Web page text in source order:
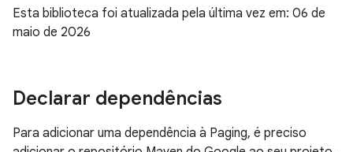
Esta biblioteca foi atualizada pela última vez em: 06 de
maio de 2026
Declarar dependências
Para adicionar uma dependência à Paging, é preciso